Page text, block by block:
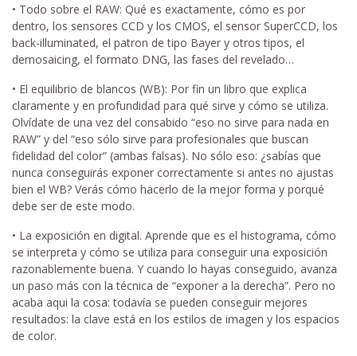
• Todo sobre el RAW: Qué es exactamente, cómo es por
dentro, los sensores CCD y los CMOS, el sensor SuperCCD, los
back-illuminated, el patron de tipo Bayer y otros tipos, el
demosaicing, el formato DNG, las fases del revelado…
• El equilibrio de blancos (WB): Por fin un libro que explica
claramente y en profundidad para qué sirve y cómo se utiliza.
Olvídate de una vez del consabido “eso no sirve para nada en
RAW” y del “eso sólo sirve para profesionales que buscan
fidelidad del color” (ambas falsas). No sólo eso: ¿sabías que
nunca conseguirás exponer correctamente si antes no ajustas
bien el WB? Verás cómo hacerlo de la mejor forma y porqué
debe ser de este modo.
• La exposición en digital. Aprende que es el histograma, cómo
se interpreta y cómo se utiliza para conseguir una exposición
razonablemente buena. Y cuando lo hayas conseguido, avanza
un paso más con la técnica de “exponer a la derecha”. Pero no
acaba aqui la cosa: todavía se pueden conseguir mejores
resultados: la clave está en los estilos de imagen y los espacios
de color.